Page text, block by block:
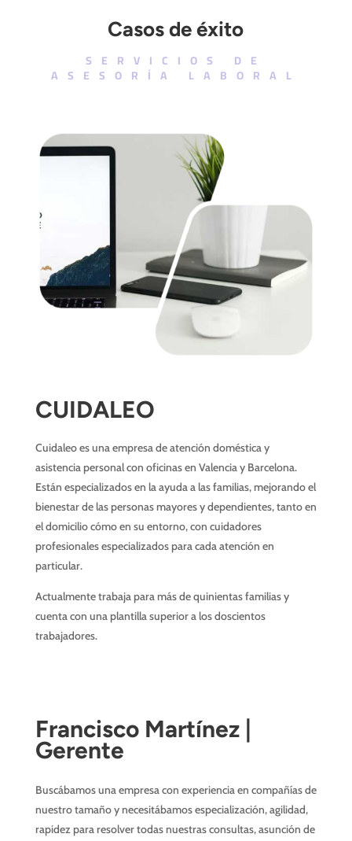
Casos de éxito
SERVICIOS DE
ASESORÍA LABORAL
CUIDALEO
Cuidaleo es una empresa de atención doméstica y
asistencia personal con oficinas en Valencia y Barcelona.
Están especializados en la ayuda a las familias, mejorando el
bienestar de las personas mayores y dependientes, tanto en
el domicilio cómo en su entorno, con cuidadores
profesionales especializados para cada atención en
particular.
Actualmente trabaja para más de quinientas familias y
cuenta con una plantilla superior a los doscientos
trabajadores.
Francisco Martínez |
Gerente
Buscábamos una empresa con experiencia en compañías de
nuestro tamaño y necesitábamos especialización, agilidad,
rapidez para resolver todas nuestras consultas, asunción de